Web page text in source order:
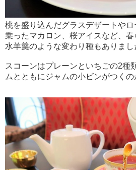
桃を盛り込んだグラスデザートや
乗ったマカロン、桜アイスなど、春
水羊羹のような変わり種もありまし
スコーンはプレーンといちごの2種
ムとともにジャムの小ビンがつくの